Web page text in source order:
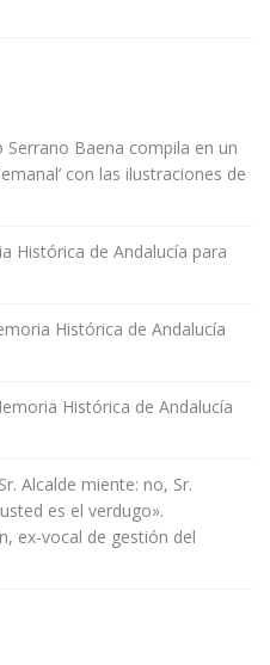
Serrano Baena compila en un
con las ilustraciones de
Histórica de Andalucía para
Histórica de Andalucía
Histórica de Andalucía
Alcalde miente: no, Sr.
es el verdugo».
ex-vocal de gestión del